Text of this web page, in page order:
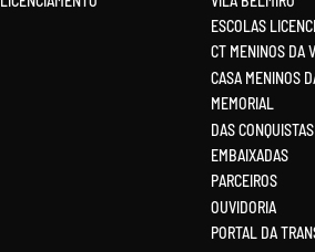
ESCOLAS
CT MENINOS DA
CASA MENINOS
MEMORIAL
DAS CONQUISTAS
EMBAIXADAS
PARCEIROS
OUVIDORIA
PORTAL DA